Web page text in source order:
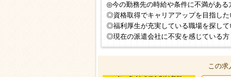
◎今の勤務先の時給や条件に不満がある
◎資格取得でキャリアアップを目指した
◎福利厚生が充実している職場を探して
◎現在の派遣会社に不安を感じている方
この求